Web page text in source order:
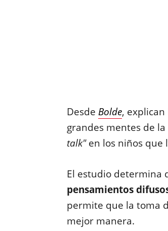
Desde Bolde, explican
grandes mentes de
talk"en los niños que
El estudio determina
pensamientos
permite que la toma
mejor manera.